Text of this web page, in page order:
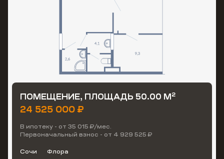
ПОМЕЩЕНИЕ, ПЛОЩАДЬ 50.00 М2
24 525 000 ₽
В ипотеку - от 35 015 ₽/мес.
Первоначальный взнос - от 4 929 525 ₽
Сочи
Флора